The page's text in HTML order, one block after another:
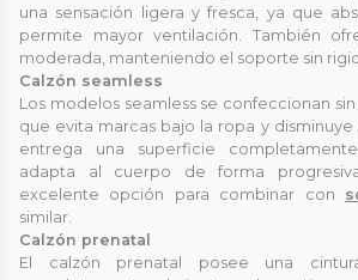
una sensación ligera y fresca, ya que
permite mayor ventilación. También
moderada, manteniendo el soporte sin
Calzón seamless
Los modelos seamless se confeccionan
que evita marcas bajo la ropa y disminuye
entrega una superficie
adapta al cuerpo de forma
excelente opción para combinar con
similar.
Calzón prenatal
El calzón prenatal posee una